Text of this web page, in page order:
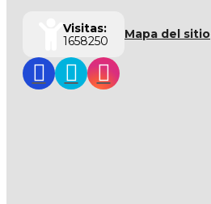
Visitas:
1658250
Mapa del sitio